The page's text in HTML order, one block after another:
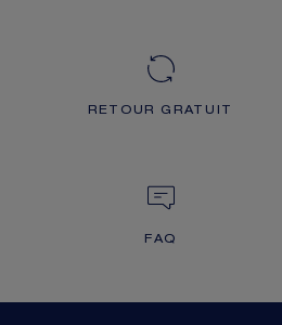
RETOUR GRATUIT
FAQ